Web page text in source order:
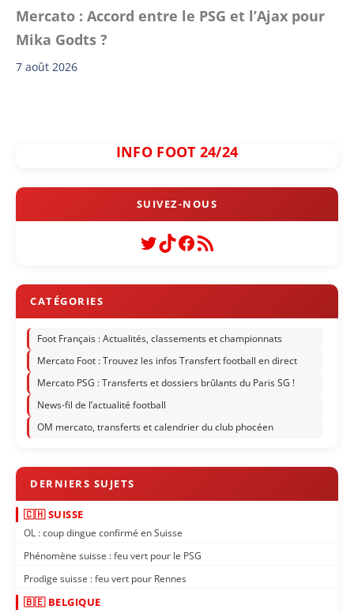
Mercato : Accord entre le PSG et l’Ajax pour
Mika Godts ?
7 août 2026
INFO FOOT 24/24
Twitter
TikTok
Facebook
Flux RSS
Foot Français : Actualités, classements et championnats
Mercato Foot : Trouvez les infos Transfert football en direct
Mercato PSG : Transferts et dossiers brûlants du Paris SG !
News-fil de l’actualité football
OM mercato, transferts et calendrier du club phocéen
🇨🇭 SUISSE
OL : coup dingue confirmé en Suisse
Phénomène suisse : feu vert pour le PSG
Prodige suisse : feu vert pour Rennes
🇧🇪 BELGIQUE